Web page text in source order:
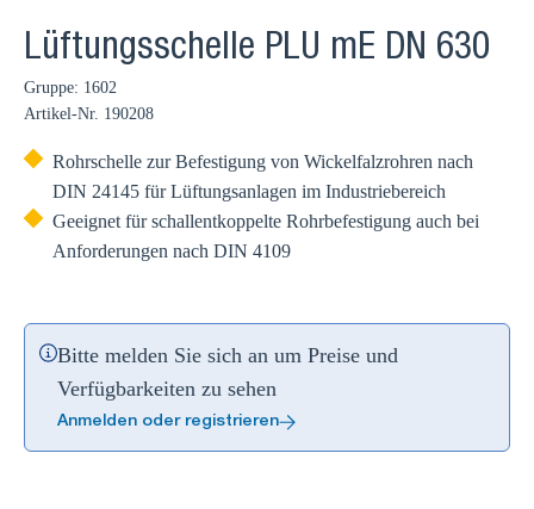
Lüftungsschelle PLU mE DN 630
Gruppe: 1602
Artikel-Nr. 190208
Rohrschelle zur Befestigung von Wickelfalzrohren nach
DIN 24145 für Lüftungsanlagen im Industriebereich
Geeignet für schallentkoppelte Rohrbefestigung auch bei
Anforderungen nach DIN 4109
Bitte melden Sie sich an um Preise und
Verfügbarkeiten zu sehen
Anmelden oder registrieren